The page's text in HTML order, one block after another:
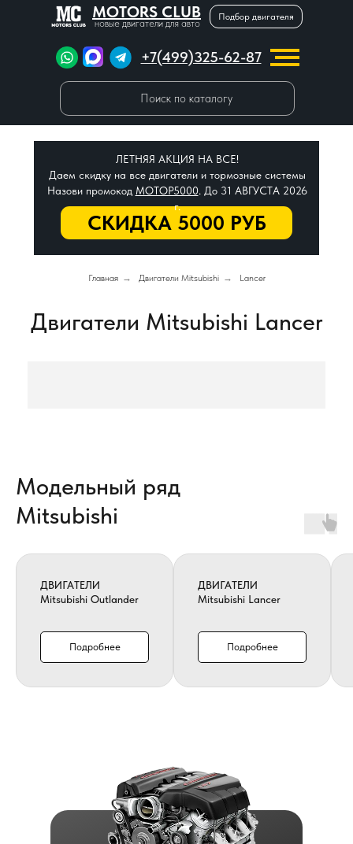
MOTORS CLUB
новые двигатели для авто
Подбор двигателя
+7(499)325-62-87
Поиск по каталогу
СКИДКА 5000 РУБ
ЛЕТНЯЯ АКЦИЯ НА ВСЕ!
Даем скидку на все двигатели и тормозные системы
Назови промокод МОТОР5000. До 31 АВГУСТА 2026
г.
Главная → Двигатели Mitsubishi → Lancer
Двигатели Mitsubishi Lancer
Модельный ряд
Mitsubishi
ДВИГАТЕЛИ
Mitsubishi Outlander
Подробнее
ДВИГАТЕЛИ
Mitsubishi Lancer
Подробнее